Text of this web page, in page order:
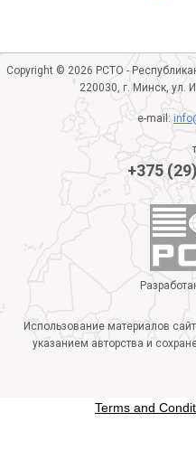
Copyright © 2026 РСТО -
220030, г. Минск, ул.
e-mail:
+375
Использование материалов
указанием авторства и
Terms and